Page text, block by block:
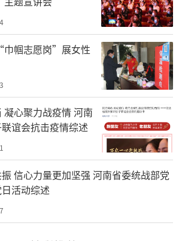
帼志愿岗”展女性
凝心聚力战疫情 河南
谊会抗击疫情综述
信心力量更加坚强 河南省委统战部党
活动综述